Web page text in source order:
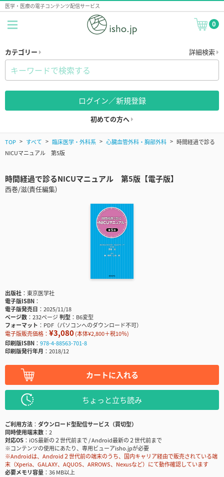
医学・医療の電子コンテンツ配信サービス
0
カテゴリー 詳細検索
ログイン／新規登録
初めての方へ
TOP すべて 臨床医学・外科系 心臓血管外科・胸部外科
時間経過で診る
NICUマニュアル 第5版
時間経過で診るNICUマニュアル 第5版【電子版】
西巻/滋(責任編集)
出版社
東京医学社
電子版ISBN
電子版発売日
2025/11/18
ページ数
232ページ判型
B6変型
フォーマット
PDF（パソコンへのダウンロード不可）
電子版販売価格： ¥3,080(本体¥2,800＋税10％)
印刷版ISBN
978-4-88563-701-8
印刷版発行年月
2018/12
カートに入れる
ちょっと立ち読み
ご利用方法
ダウンロード型配信サービス（買切型）
同時使用端末数
2
対応OS
iOS最新の２世代前まで / Android最新の２世代前まで
※コンテンツの使用にあたり、専用ビューアisho.jpが必要
※Androidは、Android２世代前の端末のうち、国内キャリア経由で販売されている端
末（Xperia、GALAXY、AQUOS、ARROWS、Nexusなど）にて動作確認しています
必要メモリ容量
36 MB以上